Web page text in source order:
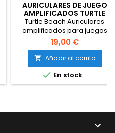
AURICULARES DE JUEGO
AMPLIFICADOS TURTLE
BEACH RECON 200
Turtle Beach Auriculares
amplificados para juegos
Recon 200 Gen 2 para PS4,
PS5, Xbox Series X|S | One y
PC
19,00 €
 Añadir al carrito
 En stock
